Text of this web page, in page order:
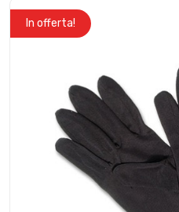
In offerta!